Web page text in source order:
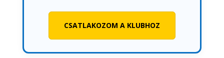
CSATLAKOZOM A KLUBHOZ